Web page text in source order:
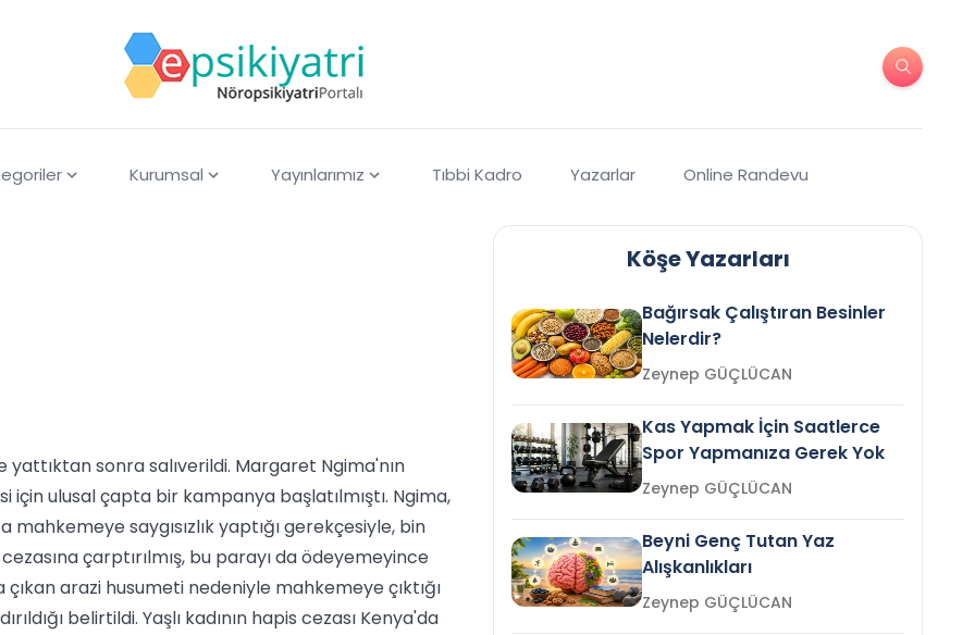
Kurumsal Yayınlarımız Tıbbi Kadro Yazarlar Online Randevu
yattıktan sonra salıverildi. Margaret Ngima'nın
için ulusal çapta bir kampanya başlatılmıştı. Ngima,
mahkemeye saygısızlık yaptığı gerekçesiyle, bin
çarptırılmış, bu parayı da ödeyemeyince
arazi husumeti nedeniyle mahkemeye çıktığı
belirtildi. Yaşlı kadının hapis cezası Kenya'da
Köşe Yazarları
Bağırsak Çalıştıran Besinler
Nelerdir?
Zeynep GÜÇLÜCAN
Kas Yapmak İçin Saatlerce
Spor Yapmanıza Gerek Yok
Zeynep GÜÇLÜCAN
Beyni Genç Tutan Yaz
Alışkanlıkları
Zeynep GÜÇLÜCAN